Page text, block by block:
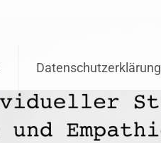
Datenschutzerklärung